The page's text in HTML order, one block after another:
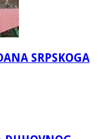
SRPSKOGA